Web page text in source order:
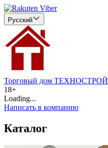
Русский
Торговый дом ТЕХНОСТРОЙ
18+
Loading...
Написать в компанию
Каталог